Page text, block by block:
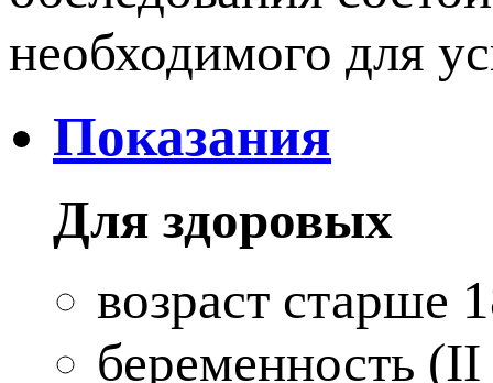
необходимого для
Показания
Для здоровых
возраст старше
беременность